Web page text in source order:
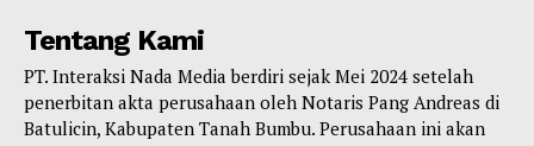
Tentang Kami
PT. Interaksi Nada Media berdiri sejak Mei 2024 setelah
penerbitan akta perusahaan oleh Notaris Pang Andreas di
Batulicin, Kabupaten Tanah Bumbu. Perusahaan ini akan